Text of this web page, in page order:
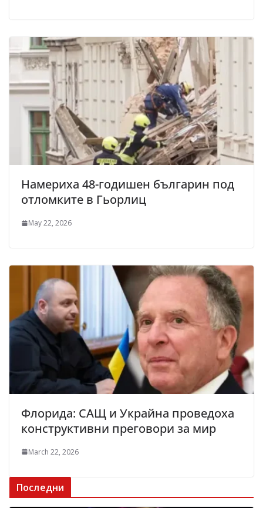
Намериха 48-годишен българин под
отломките в Гьорлиц
May 22, 2026
Флорида: САЩ и Украйна проведоха
конструктивни преговори за мир
March 22, 2026
Последни